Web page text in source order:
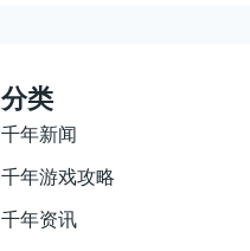
分类
千年新闻
千年游戏攻略
千年资讯